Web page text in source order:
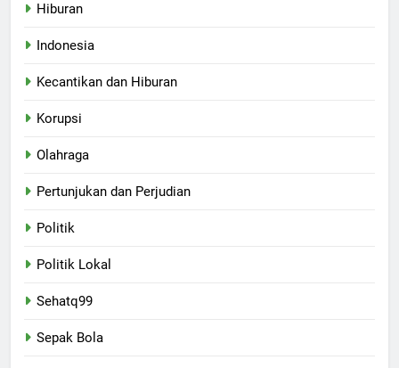
Hiburan
Indonesia
Kecantikan dan Hiburan
Korupsi
Olahraga
Pertunjukan dan Perjudian
Politik
Politik Lokal
Sehatq99
Sepak Bola